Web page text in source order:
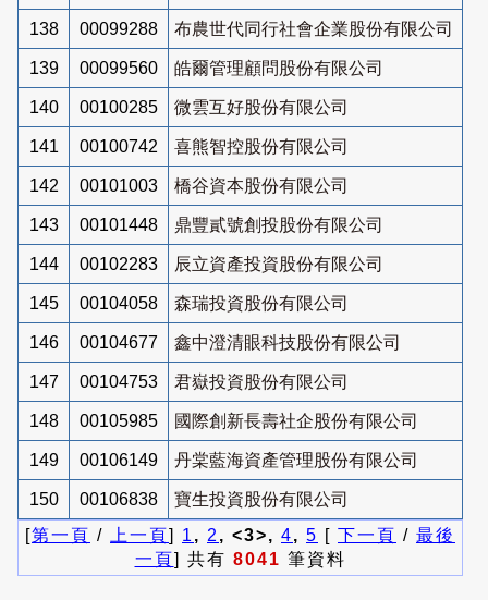
138 00099288 布農世代同行社會企業股份有限公司
139 00099560 皓爾管理顧問股份有限公司
140 00100285 微雲互好股份有限公司
141 00100742 喜熊智控股份有限公司
142 00101003 橋谷資本股份有限公司
143 00101448 鼎豐貳號創投股份有限公司
144 00102283 辰立資產投資股份有限公司
145 00104058 森瑞投資股份有限公司
146 00104677 鑫中澄清眼科技股份有限公司
147 00104753 君嶽投資股份有限公司
148 00105985 國際創新長壽社企股份有限公司
149 00106149 丹棠藍海資產管理股份有限公司
150 00106838
寶生投資股份有限公司
[第一頁 / 上一頁] 1 , 2 , <3>, 4, 5 [ 下一頁 / 最後
一頁] 共有 8041 筆資料